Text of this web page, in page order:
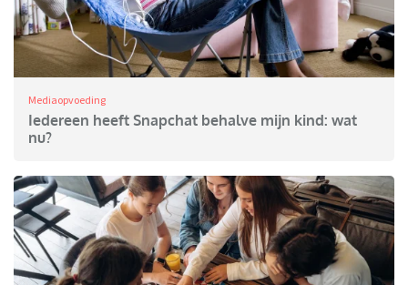
Mediaopvoeding
Iedereen heeft Snapchat behalve mijn kind: wat
nu?